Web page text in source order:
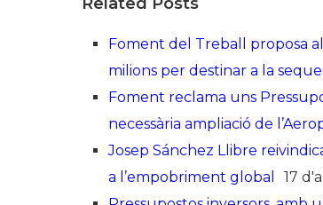
milions per destinar a la
Foment reclama uns
necessària ampliació de
Josep Sánchez Llibre
a l’empobriment global
17
Pressupostos inversors, amb
necessiten millores